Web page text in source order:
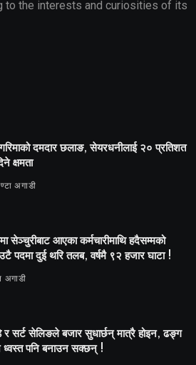
to the interests and curiosities of its
दमदार छलाङ, सेयरधनीलाई २० प्रतिशत
क्षमता
अगाडी
सेञ्चुरीबाट आएका कर्मचारीमाथि हदैसम्मको
पदमा दुई थरि तलब, वर्षमै ९२ हजार घाटा !
अगाडी
र सर्ट सेलिङले बजार सुधार्छन् मात्रै होइन, ढङ्ग
पनि बनाउन सक्छन् !